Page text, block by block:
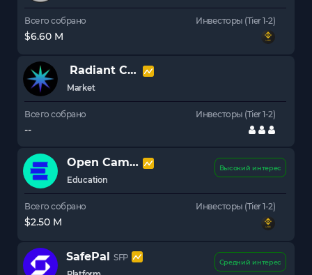
Всего собрано
$6.60 M
Инвесторы (Tier 1-2)
Radiant Capital
Market
Всего собрано
--
Инвесторы (Tier 1-2)
Open Campus
Education
Высокий интерес
Всего собрано
$2.50 M
Инвесторы (Tier 1-2)
SafePal SFP
Средний интерес